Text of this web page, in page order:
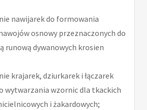
nawijarek do formowania
osnowy przeznaczonych do
runową dywanowych krosien
krajarek, dziurkarek i łączarek
wytwarzania wzornic dla tkackich
i żakardowych;